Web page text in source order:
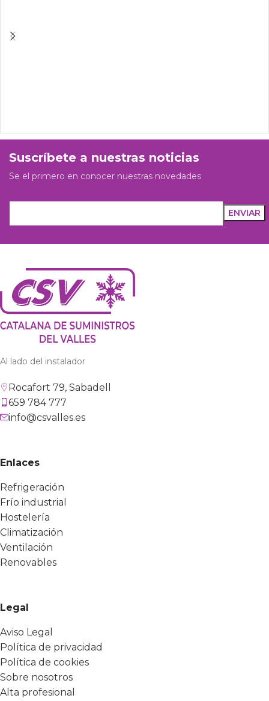
Suscríbete a nuestras noticias
Se el primero en conocer nuestras novedades
Al lado del instalador
Rocafort 79, Sabadell
659 784 777
info@csvalles.es
Enlaces
Refrigeración
Frío industrial
Hostelería
Climatización
Ventilación
Renovables
Legal
Aviso Legal
Política de privacidad
Política de cookies
Sobre nosotros
Alta profesional